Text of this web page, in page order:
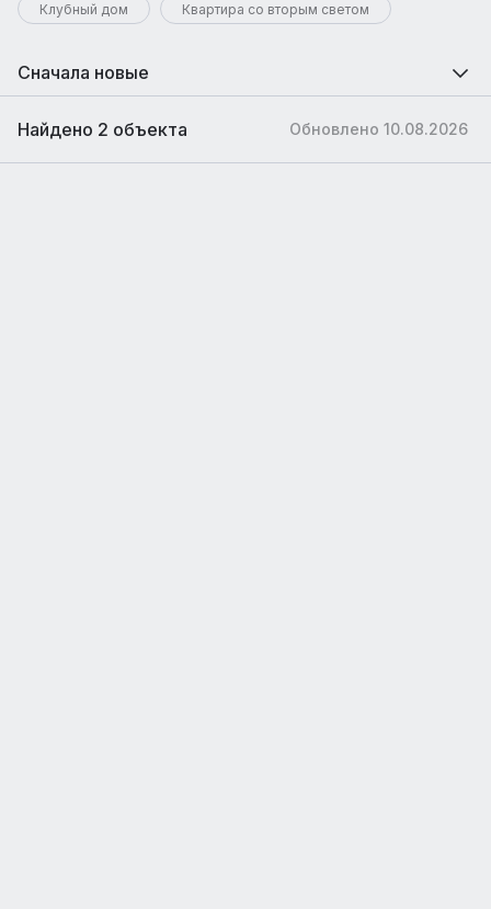
Клубный дом Квартира со вторым светом
Сначала новые
Обновлено 10.08.2026
Найдено 2 объекта